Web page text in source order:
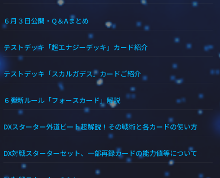
６月３日公開・Q＆Aまとめ
テストデッキ「超エナジーデッキ」カード紹介
テストデッキ「スカルガデス」カードご紹介
６弾新ルール「フォースカード」解説
DXスターター外道ビート超解説！その戦術と各カードの使い方
DX対戦スターターセット、一部再録カードの能力値等について